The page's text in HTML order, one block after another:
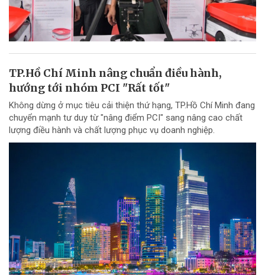
TP.Hồ Chí Minh nâng chuẩn điều hành,
hướng tới nhóm PCI "Rất tốt"
Không dừng ở mục tiêu cải thiện thứ hạng, TP.Hồ Chí Minh đang
chuyển mạnh tư duy từ "nâng điểm PCI" sang nâng cao chất
lượng điều hành và chất lượng phục vụ doanh nghiệp.